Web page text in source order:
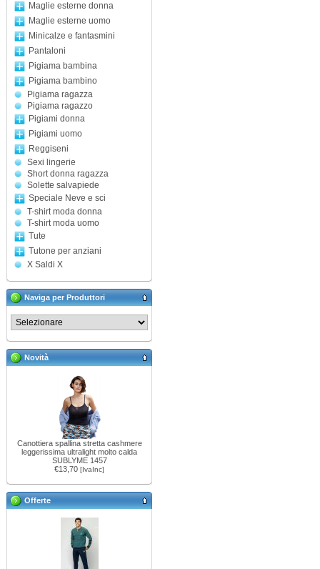
Maglie esterne donna
Maglie esterne uomo
Minicalze e fantasmini
Pantaloni
Pigiama bambina
Pigiama bambino
Pigiama ragazza
Pigiama ragazzo
Pigiami donna
Pigiami uomo
Reggiseni
Sexi lingerie
Short donna ragazza
Solette salvapiede
Speciale Neve e sci
T-shirt moda donna
T-shirt moda uomo
Tute
Tutone per anziani
X Saldi X
Naviga per Produttori
Novità
Canottiera spallina stretta cashmere
leggerissima ultralight molto calda
SUBLYME 1457
€13,70 [IvaInc]
Offerte